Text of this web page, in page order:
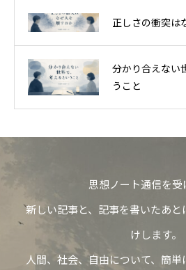
正しさの衝突は
分かり合えない
うこと
思想ノート通信を受
新しい記事と、記事を書いたあ
けします。
人間、社会、自由について、簡